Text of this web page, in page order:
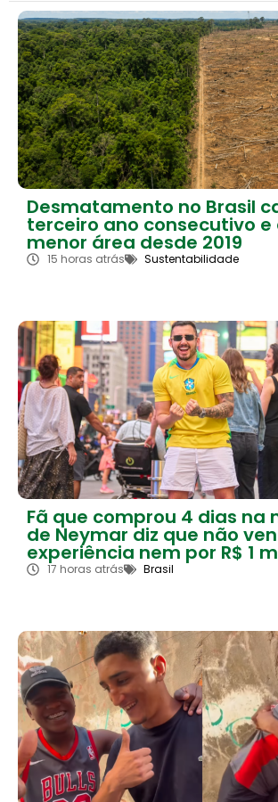
Desmatamento no Brasil
terceiro ano consecutivo
menor área desde 2019
15 horas atrás Sustentabilidade
Fã que comprou 4 dias na
de Neymar diz que não
experiência nem por R$ 1
17 horas atrás Brasil